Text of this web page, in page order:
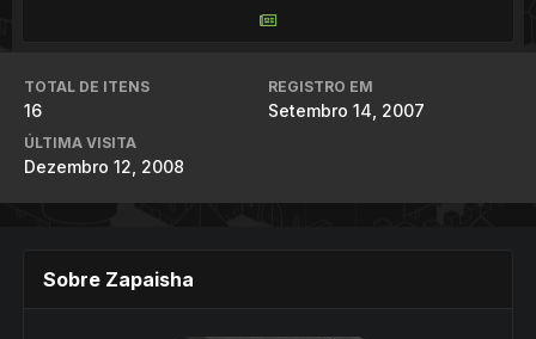
TOTAL DE ITENS
16
REGISTRO EM
Setembro 14, 2007
ÚLTIMA VISITA
Dezembro 12, 2008
Sobre Zapaisha